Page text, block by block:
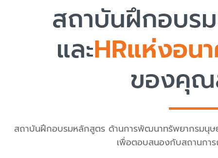
สถาบันฝึกอบรม
และHRแห่งอน
ของคุณ
สถาบันฝึกอบรมหลักสูตร ด้านการพัฒนาทรัพยากรมนุษ
เพื่อตอบสนองกับสถานกา